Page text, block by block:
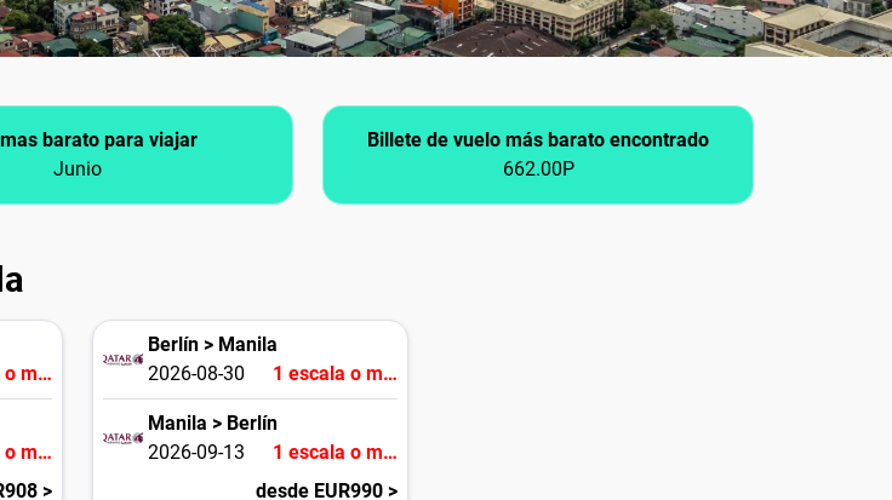
barato para viajar
Junio
Billete de vuelo más barato encontrado
662.00P
1 escala o más
1 escala o más
>
Berlín > Manila
2026-08-30
1 escala o más
Manila > Berlín
2026-09-13
1 escala o más
desde EUR990 >